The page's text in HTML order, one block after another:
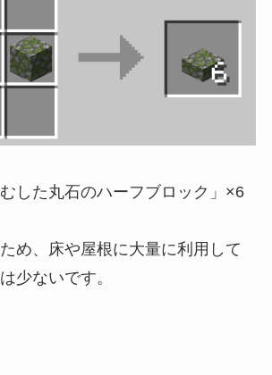
した丸石のハーフブロック」×6
め、床や屋根に大量に利用して
少ないです。